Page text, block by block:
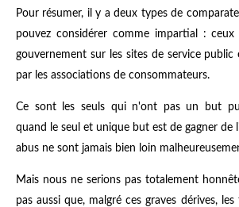
Pour résumer, il y a deux types de
pouvez considérer comme impartial :
gouvernement sur les sites de service
par les associations de consommateurs.
Ce sont les seuls qui n'ont pas un but
quand le seul et unique but est de gagner de
abus ne sont jamais bien loin
Mais nous ne serions pas totalement
pas aussi que, malgré ces graves dérives,